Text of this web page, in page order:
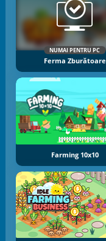
NUMAI PENTRU PC
Ferma Zburătoare
Farming 10x10